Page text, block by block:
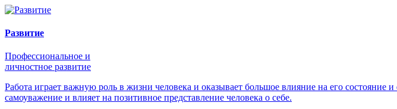
Развитие
Профессиональное и
личностное развитие
Работа играет важную роль в жизни человека и оказывает большое влияние на его
самоуважение и влияет на позитивное представление человека о себе.